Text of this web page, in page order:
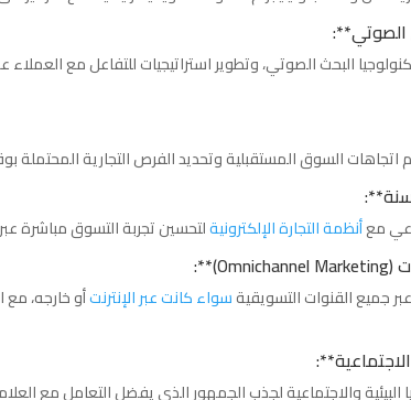
البحث الصوتي، وتطوير استراتيجيات للتفاعل مع العملاء
اتجاهات السوق المستقبلية وتحديد الفرص التجارية المحتملة
معأنظمة التجارة الإلكترونيةلتحسين تجربة التسوق مباشرة
جميع القنوات التسويقيةسواء كانت عبر الإنترنتأو خارجه،
البيئية والاجتماعية لجذب الجمهور الذي يفضل التعامل مع